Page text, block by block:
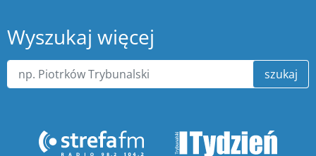
Wyszukaj więcej
szukaj